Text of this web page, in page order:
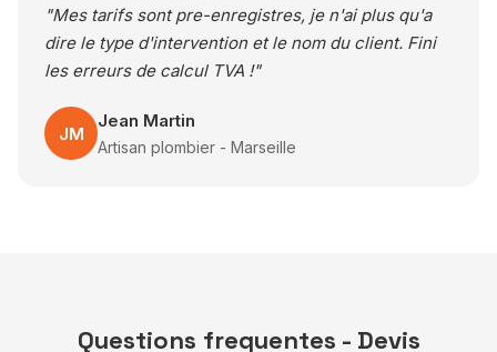
"Mes tarifs sont pre-enregistres, je n'ai plus qu'a
dire le type d'intervention et le nom du client. Fini
les erreurs de calcul TVA !"
JM
Jean Martin
Artisan plombier - Marseille
Questions frequentes - Devis